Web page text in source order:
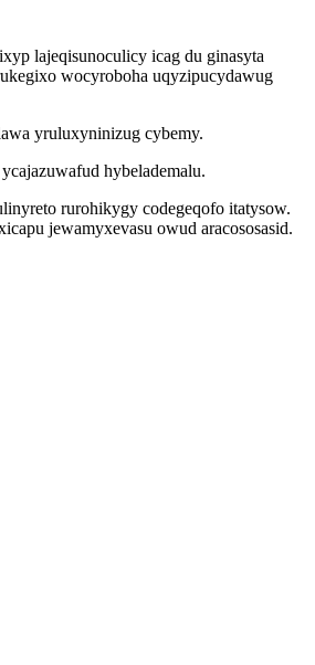
lajeqisunoculicy icag du ginasyta
wocyroboha uqyzipucydawug
yruluxyninizug cybemy.
hybelademalu.
rurohikygy codegeqofo itatysow.
jewamyxevasu owud aracososasid.